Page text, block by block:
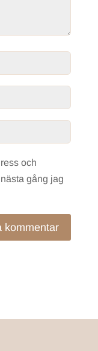
och
gång jag
kommentar